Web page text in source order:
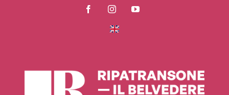
FacebookInstagramYouTube